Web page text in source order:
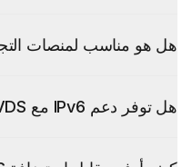
هل هو مناسب لمنصات
هل توفر دعم IPv6 مع Jakarta VDS؟